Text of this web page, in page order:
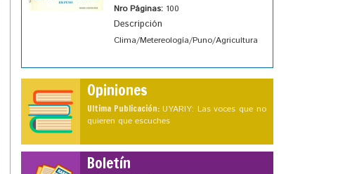
Nro Páginas: 100
Descripción
Clima/Metereología/Puno/Agricultura
Opiniones
Ultima Publicación: UYARIY: Las voces que no
quieren que escuches
Boletín